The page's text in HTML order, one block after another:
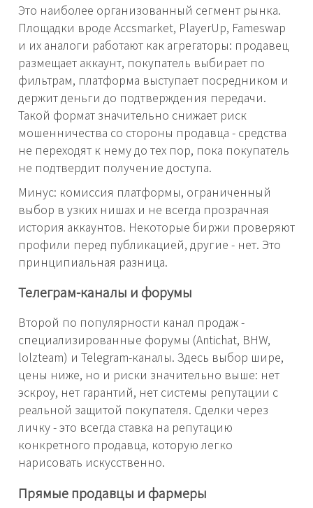
Это наиболее организованный сегмент рынка.
Площадки вроде Accsmarket, PlayerUp, Fameswap
и их аналоги работают как агрегаторы: продавец
размещает аккаунт, покупатель выбирает по
фильтрам, платформа выступает посредником и
держит деньги до подтверждения передачи.
Такой формат значительно снижает риск
мошенничества со стороны продавца - средства
не переходят к нему до тех пор, пока покупатель
не подтвердит получение доступа.
Минус: комиссия платформы, ограниченный
выбор в узких нишах и не всегда прозрачная
история аккаунтов. Некоторые биржи проверяют
профили перед публикацией, другие - нет. Это
принципиальная разница.
Телеграм-каналы и форумы
Второй по популярности канал продаж -
специализированные форумы (Antichat, BHW,
lolzteam) и Telegram-каналы. Здесь выбор шире,
цены ниже, но и риски значительно выше: нет
эскроу, нет гарантий, нет системы репутации с
реальной защитой покупателя. Сделки через
личку - это всегда ставка на репутацию
конкретного продавца, которую легко
нарисовать искусственно.
Прямые продавцы и фармеры